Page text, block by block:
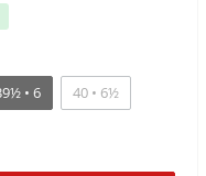
• 6 40 • 6½